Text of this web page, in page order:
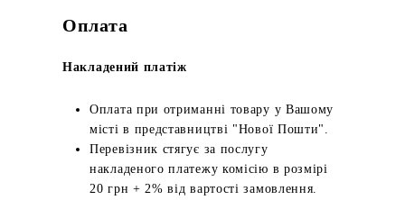
Оплата
Накладений платіж
Оплата при отриманні товару у Вашому
місті в представництві "Нової Пошти".
Перевізник стягує за послугу
накладеного платежу комісію в розмірі
20 грн + 2% від вартості замовлення.